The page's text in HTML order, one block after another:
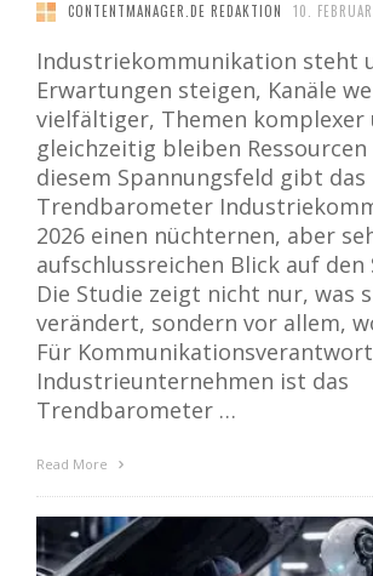
CONTENTMANAGER.DE REDAKTION 10.
Industriekommunikation steht
Erwartungen steigen, Kanäle
vielfältiger, Themen komplexer
gleichzeitig bleiben
diesem Spannungsfeld gibt das
Trendbarometer
2026 einen nüchternen, aber
aufschlussreichen Blick auf den
Die Studie zeigt nicht nur, was
verändert, sondern vor allem,
Für
Industrieunternehmen ist das
Trendbarometer …
Read More